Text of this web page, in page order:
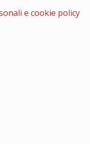
e cookie policy